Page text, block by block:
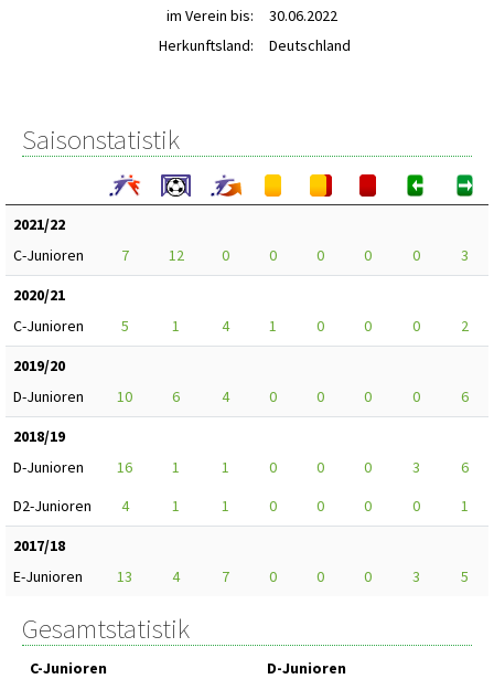
im Verein bis:
30.06.2022
Herkunftsland:
Deutschland
Saisonstatistik
2021/22
C-Junioren
7 12 0 0 0 0 0
3
2020/21
C-Junioren
5 1 4 1 0 0 0
2
2019/20
D-Junioren
10 6 4 0 0 0 0
6
2018/19
D-Junioren
16 1 1 0 0 0 3
6
D2-Junioren
4 1 1 0 0 0 0
1
2017/18
E-Junioren
13 4 7 0 0 0 3 5
Gesamtstatistik
C-Junioren
D-Junioren